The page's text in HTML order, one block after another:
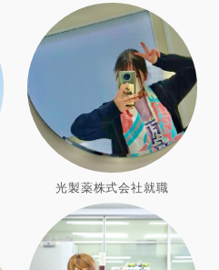
光製薬株式会社就職